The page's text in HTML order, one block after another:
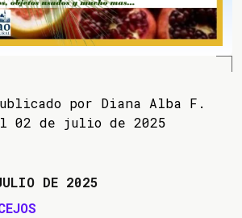
por Diana Alba F.
02 de julio de 2025
DE 2025